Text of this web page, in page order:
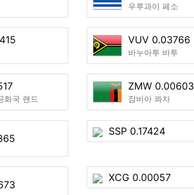
우루과이 페소
VUV 0.03766
바누아투 바투
화국 랜드
ZMW 0.00603
잠비아 콰차
SSP 0.17424
XCG 0.00057